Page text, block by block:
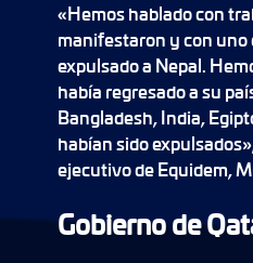
«Hemos hablado con
manifestaron y con uno
expulsado a Nepal.
había regresado a su
Bangladesh, India,
habían sido
ejecutivo de Equidem,
Gobierno de